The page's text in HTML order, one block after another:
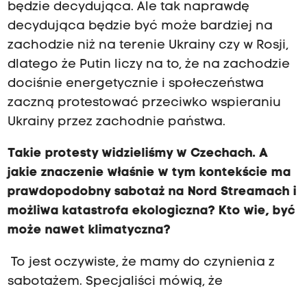
będzie decydująca. Ale tak naprawdę
decydująca będzie być może bardziej na
zachodzie niż na terenie Ukrainy czy w Rosji,
dlatego że Putin liczy na to, że na zachodzie
dociśnie energetycznie i społeczeństwa
zaczną protestować przeciwko wspieraniu
Ukrainy przez zachodnie państwa.
Takie protesty widzieliśmy w Czechach. A
jakie znaczenie właśnie w tym kontekście ma
prawdopodobny sabotaż na Nord Streamach i
możliwa katastrofa ekologiczna? Kto wie, być
może nawet klimatyczna?
To jest oczywiste, że mamy do czynienia z
sabotażem. Specjaliści mówią, że